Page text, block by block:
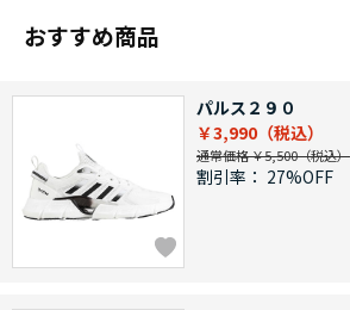
おすすめ商品
パルス２９０
￥3,990
通常価格 ￥5,500
割引率： 27%OFF